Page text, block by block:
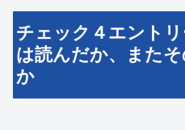
チェック４エント
は読んだか、また
か